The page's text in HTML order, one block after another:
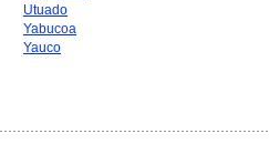
Utuado
Yabucoa
Yauco